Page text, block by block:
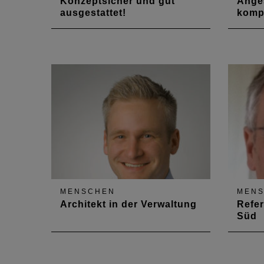
ausgestattet!
Einschätzung gebeten.
MENSCHEN
Architekt in der Verwaltung
Süd